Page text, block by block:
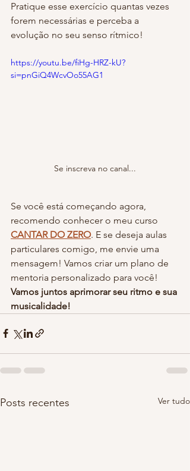
Pratique esse exercício quantas vezes
forem necessárias e perceba a
evolução no seu senso rítmico!
https://youtu.be/fiHg-HRZ-kU?
si=pnGiQ4WcvOo55AG1
Se inscreva no canal...
Se você está começando agora,
recomendo conhecer o meu curso
CANTAR DO ZERO. E se deseja aulas
particulares comigo, me envie uma
mensagem! Vamos criar um plano de
mentoria personalizado para você!
Vamos juntos aprimorar seu ritmo e sua
musicalidade!
Posts recentes Ver tudo